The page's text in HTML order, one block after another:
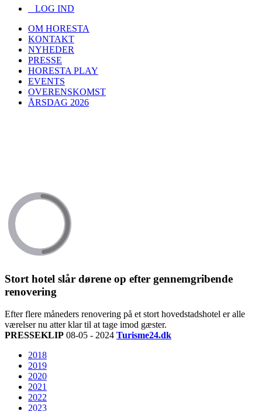
LOG IND
OM HORESTA
KONTAKT
NYHEDER
PRESSE
HORESTA PLAY
EVENTS
OVERENSKOMST
ÅRSDAG 2026
Stort hotel slår dørene op efter gennemgribende
renovering
Efter flere måneders renovering på et stort hovedstadshotel er alle
værelser nu atter klar til at tage imod gæster.
PRESSEKLIP 08-05 - 2024 Turisme24.dk
2018
2019
2020
2021
2022
2023